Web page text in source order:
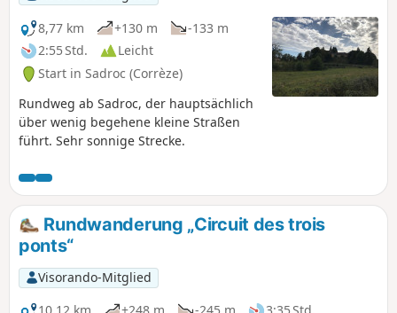
8,77 km
+130 m
-133 m
2:55 Std.
Leicht
Start in Sadroc (Corrèze)
Rundweg ab Sadroc, der hauptsächlich
über wenig begehene kleine Straßen
führt. Sehr sonnige Strecke.
Rundwanderung „Circuit des trois
ponts“
Visorando-Mitglied